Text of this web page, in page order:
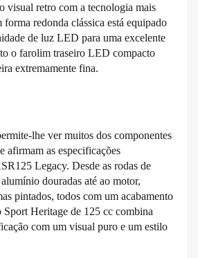
visual retro com a tecnologia mais
redonda clássica está equipado
de luz LED para uma excelente
o farolim traseiro LED compacto
extremamente fina.
lhe ver muitos dos componentes
afirmam as especificações
Legacy. Desde as rodas de
douradas até ao motor,
pintados, todos com um acabamento
Sport Heritage de 125 cc combina
com um visual puro e um estilo